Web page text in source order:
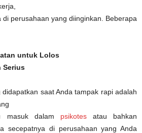
perusahaan yang diinginkan. Beberapa
untuk Lolos
Serius
saat Anda tampak rapi adalah
masuk dalam psikotesatau bahkan
secepatnya di perusahaan yang Anda